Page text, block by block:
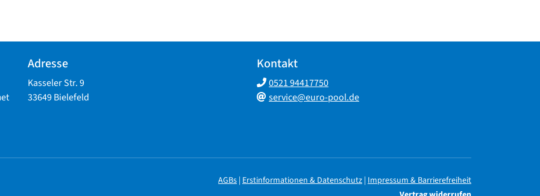
Adresse
Kasseler Str. 9
33649 Bielefeld
Kontakt
0521 94417750
service@euro-pool.de
AGBs | Erstinformationen & Datenschutz | Impressum & Barrierefreiheit